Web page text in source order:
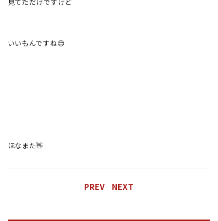
見てただけですけど
いいもんですね😊
ほなまた👋
PREV NEXT